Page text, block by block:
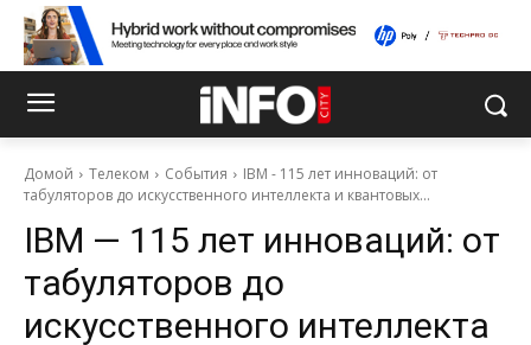
Домой Телеком События
IBM - 115 лет инноваций: от
табуляторов до искусственного интеллекта и квантовых...
IBM — 115 лет инноваций: от
табуляторов до
искусственного интеллекта